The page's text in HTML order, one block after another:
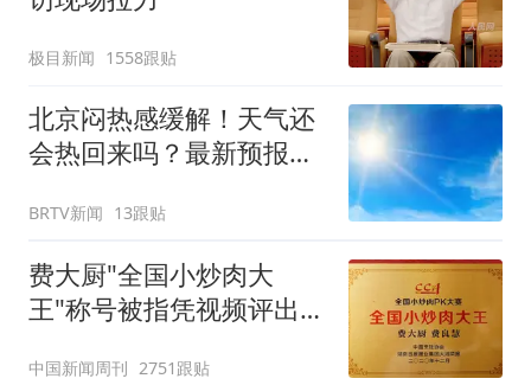
极目新闻 1558跟贴
北京闷热感缓解！天气还
会热回来吗？最新预报
BRTV新闻 13跟贴
费大厨"全国小炒肉大
王"称号被指凭视频评出
中国新闻周刊 2751跟贴